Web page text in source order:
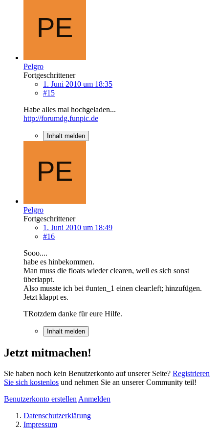
Pelgro
Fortgeschrittener
1. Juni 2010 um 18:35
#15
Habe alles mal hochgeladen...
http://forumdg.funpic.de
Inhalt melden
Pelgro
Fortgeschrittener
1. Juni 2010 um 18:49
#16
Sooo....
habe es hinbekommen.
Man muss die floats wieder clearen, weil es sich sonst
überlappt.
Also musste ich bei #unten_1 einen clear:left; hinzufügen.
Jetzt klappt es.
TRotzdem danke für eure Hilfe.
Inhalt melden
Jetzt mitmachen!
Sie haben noch kein Benutzerkonto auf unserer Seite? Registrieren
Sie sich kostenlos und nehmen Sie an unserer Community teil!
Benutzerkonto erstellen Anmelden
Datenschutzerklärung
Impressum